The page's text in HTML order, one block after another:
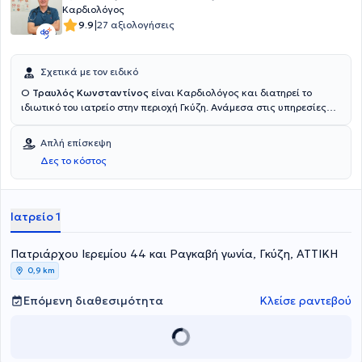
Καρδιολόγος
9.9|27 αξιολογήσεις
Σχετικά με τον ειδικό
Ο Τραυλός Κωνσταντίνος είναι Καρδιολόγος και διατηρεί το
ιδιωτικό του ιατρείο στην περιοχή Γκύζη. Ανάμεσα στις υπηρεσίες
χοληστερίνης και παρακολούθηση ασθενών με χρόνιες
καρδιολογικές παθήσεις. Εκδίδονται και σχετικές βεβαιώσεις-
πιστοποιητικά.
Απλή επίσκεψη
Δες το κόστος
Ιατρείο 1
Πατριάρχου Ιερεμίου 44 και Ραγκαβή γωνία, Γκύζη, ΑΤΤΙΚΗ
0,9 km
Επόμενη διαθεσιμότητα Κλείσε ραντεβού